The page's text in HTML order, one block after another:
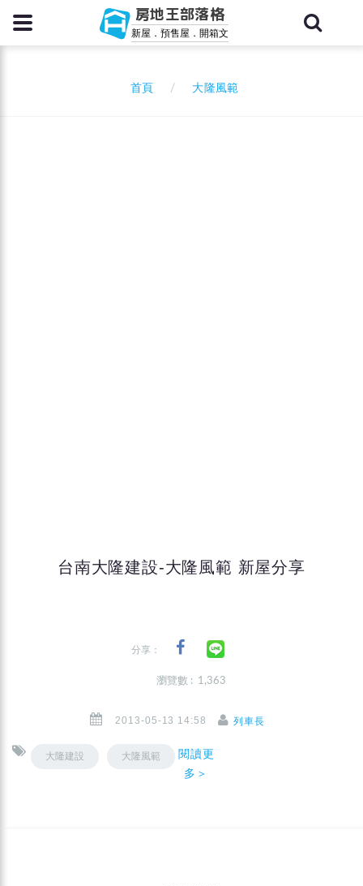
房地王部落格
新屋．預售屋．開箱文
首頁 大隆風範
台南大隆建設-大隆風範 新屋分享
分享：
瀏覽數 : 1,363
2013-05-13 14:58 列車長
大隆建設 大隆風範
閱讀更
多＞